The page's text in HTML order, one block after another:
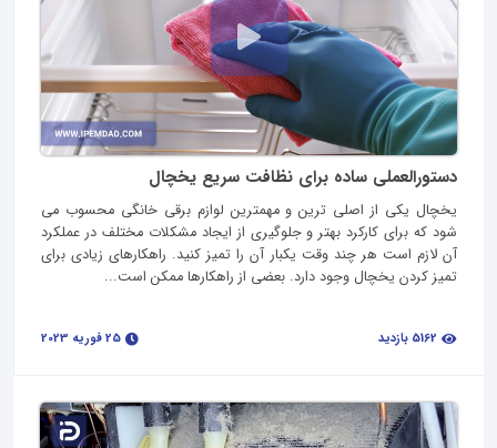
دستورالعملی ساده برای نظافت سریع یخچال
یخچال یکی از اصلی ترین و مهمترین لوازم برقی خانگی محسوب می
شود که برای کارکرد بهتر و جلوگیری از ایجاد مشکلات مختلف در عملکرد
آن لازم است هر چند وقت یکبار آن را تمیز کنید. راهکارهای زیادی برای
تمیز کردن یخچال وجود دارد. بعضی از راهکارها ممکن است...